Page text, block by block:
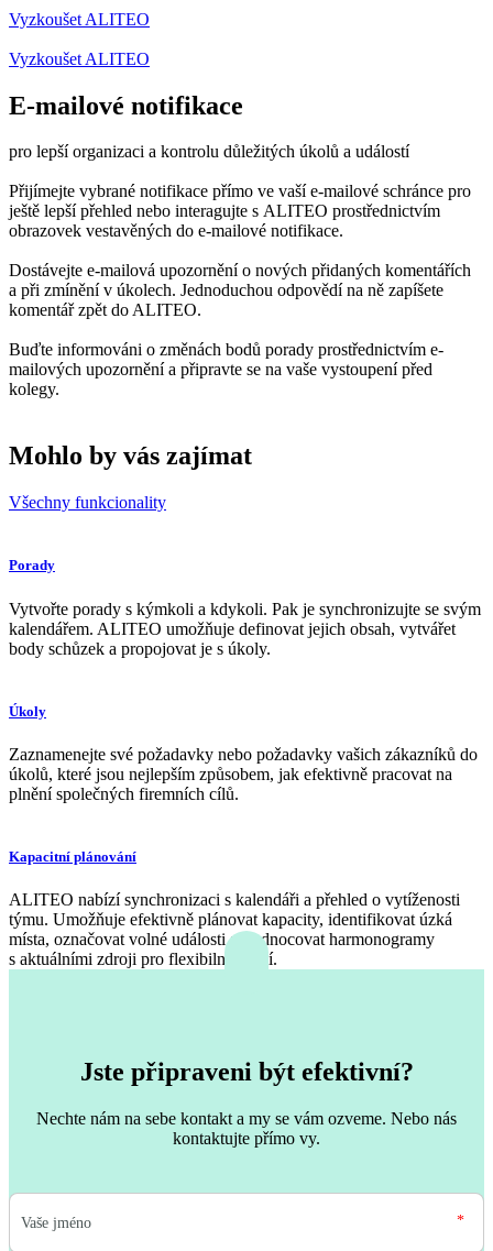
Vyzkoušet ALITEO
Vyzkoušet ALITEO
E-mailové notifikace
pro lepší organizaci a kontrolu důležitých úkolů a událostí
Přijímejte vybrané notifikace přímo ve vaší e-mailové schránce pro
ještě lepší přehled nebo interagujte s ALITEO prostřednictvím
obrazovek vestavěných do e-mailové notifikace.
Dostávejte e-mailová upozornění o nových přidaných komentářích
a při zmínění v úkolech. Jednoduchou odpovědí na ně zapíšete
komentář zpět do ALITEO.
Buďte informováni o změnách bodů porady prostřednictvím e-
mailových upozornění a připravte se na vaše vystoupení před
kolegy.
Mohlo by vás zajímat
Všechny funkcionality
Porady
Vytvořte porady s kýmkoli a kdykoli. Pak je synchronizujte se svým
kalendářem. ALITEO umožňuje definovat jejich obsah, vytvářet
body schůzek a propojovat je s úkoly.
Úkoly
Zaznamenejte své požadavky nebo požadavky vašich zákazníků do
úkolů, které jsou nejlepším způsobem, jak efektivně pracovat na
plnění společných firemních cílů.
Kapacitní plánování
ALITEO nabízí synchronizaci s kalendáři a přehled o vytíženosti
týmu. Umožňuje efektivně plánovat kapacity, identifikovat úzká
místa, označovat volné události a sjednocovat harmonogramy
s aktuálními zdroji pro flexibilní řízení.
Jste připraveni být efektivní?
Nechte nám na sebe kontakt a my se vám ozveme. Nebo nás
kontaktujte přímo vy.